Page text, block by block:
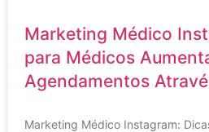
Marketing Médico
para Médicos
Agendamentos
Marketing Médico Instagram: